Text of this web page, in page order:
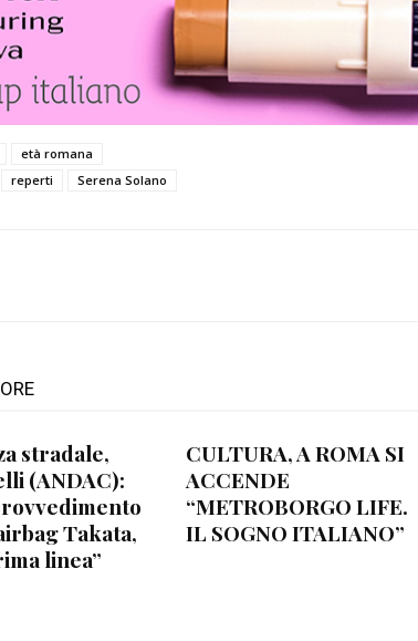
età romana
reperti Serena Solano
stradale,
(ANDAC):
Takata,
linea”
CULTURA, A ROMA SI
ACCENDE
“METROBORGO LIFE.
IL SOGNO ITALIANO”